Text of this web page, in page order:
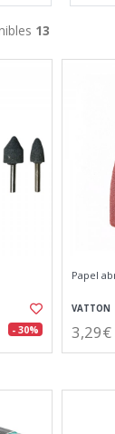
13
- 30%
Papel
VATTON
3,29€